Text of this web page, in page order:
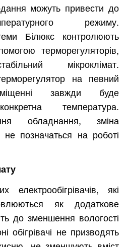
можуть привести до
режиму.
Білюкс контролюють
терморегуляторів,
мікроклімат.
на певний
завжди буде
температура.
обладнання, зміна
позначаться на роботі
електрообігрівачів, які
як додаткове
до зменшення вологості
обігрівачі не призводять